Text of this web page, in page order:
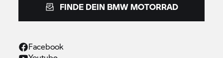
FINDE DEIN BMW MOTORRAD
Facebook